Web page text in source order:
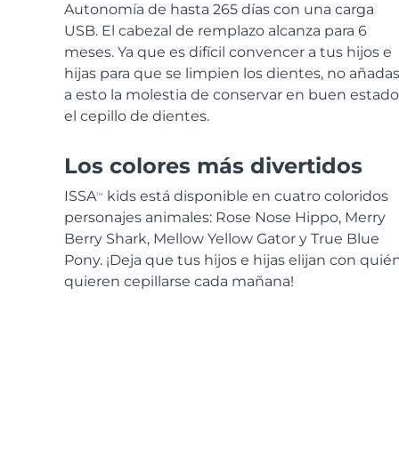
Autonomía de hasta 265 días con una carga
USB. El cabezal de remplazo alcanza para 6
meses. Ya que es difícil convencer a tus hijos e
hijas para que se limpien los dientes, no añadas
a esto la molestia de conservar en buen estado
el cepillo de dientes.
Los colores más divertidos
ISSATM
kids está disponible en cuatro coloridos
personajes animales: Rose Nose Hippo, Merry
Berry Shark, Mellow Yellow Gator y True Blue
Pony. ¡Deja que tus hijos e hijas elijan con
quieren cepillarse cada mañana!